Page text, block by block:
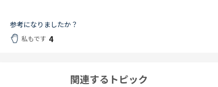
参考になりましたか？
私もです 4
関連するトピック